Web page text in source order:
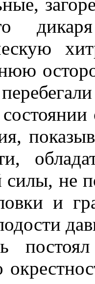
силы, не
и